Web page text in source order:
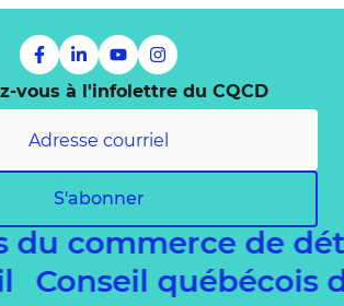
vous à l'infolettre du CQCD
S'abonner
du commerce de
Conseil